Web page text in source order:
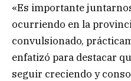
«Es importante
ocurriendo en la
convulsionado,
enfatizó para destacar
seguir creciendo y